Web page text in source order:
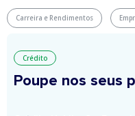
Carreira e Rendimentos
Crédito
Poupe nos seus